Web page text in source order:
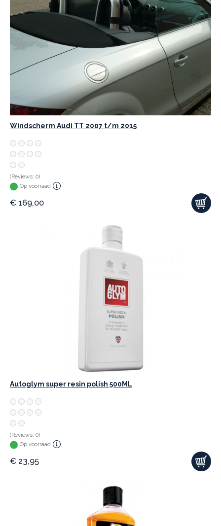
Windscherm Audi TT 2007 t/m 2015
(Reviews: 0)
Op voorraad
€ 169,00
Autoglym super resin polish 500ML
(Reviews: 0)
Op voorraad
€ 23,95